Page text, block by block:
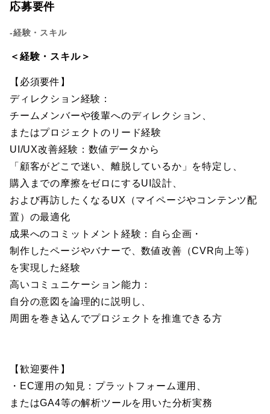
応募要件
-経験・スキル
＜経験・スキル＞
【必須要件】
ディレクション経験：
チームメンバーや後輩へのディレクション、
またはプロジェクトのリード経験
UI/UX改善経験：数値データから
「顧客がどこで迷い、離脱しているか」を特定し、
購入までの摩擦をゼロにするUI設計、
および再訪したくなるUX（マイページやコンテンツ配
置）の最適化
成果へのコミットメント経験：自ら企画・
制作したページやバナーで、数値改善（CVR向上等）
を実現した経験
高いコミュニケーション能力：
自分の意図を論理的に説明し、
周囲を巻き込んでプロジェクトを推進できる方
【歓迎要件】
・EC運用の知見：プラットフォーム運用、
またはGA4等の解析ツールを用いた分析実務